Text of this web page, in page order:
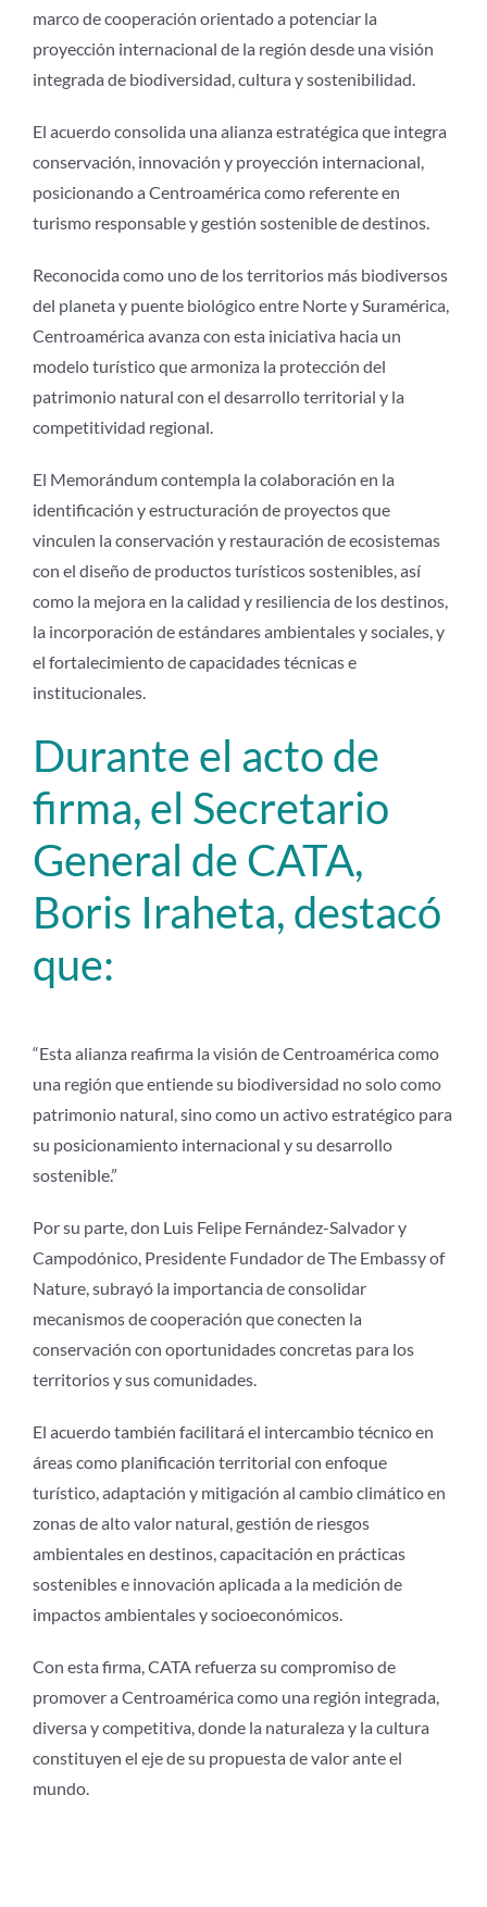
marco de cooperación orientado a potenciar la
proyección internacional de la región desde una visión
integrada de biodiversidad, cultura y sostenibilidad.
El acuerdo consolida una alianza estratégica que integra
conservación, innovación y proyección internacional,
posicionando a Centroamérica como referente en
turismo responsable y gestión sostenible de destinos.
Reconocida como uno de los territorios más biodiversos
del planeta y puente biológico entre Norte y Suramérica,
Centroamérica avanza con esta iniciativa hacia un
modelo turístico que armoniza la protección del
patrimonio natural con el desarrollo territorial y la
competitividad regional.
El Memorándum contempla la colaboración en la
identificación y estructuración de proyectos que
vinculen la conservación y restauración de ecosistemas
con el diseño de productos turísticos sostenibles, así
como la mejora en la calidad y resiliencia de los destinos,
la incorporación de estándares ambientales y sociales, y
el fortalecimiento de capacidades técnicas e
institucionales.
Durante el acto de
firma, el Secretario
General de CATA,
Boris Iraheta, destacó
que:
“Esta alianza reafirma la visión de Centroamérica como
una región que entiende su biodiversidad no solo como
patrimonio natural, sino como un activo estratégico para
su posicionamiento internacional y su desarrollo
sostenible.”
Por su parte, don Luis Felipe Fernández-Salvador y
Campodónico, Presidente Fundador de The Embassy of
Nature, subrayó la importancia de consolidar
mecanismos de cooperación que conecten la
conservación con oportunidades concretas para los
territorios y sus comunidades.
El acuerdo también facilitará el intercambio técnico en
áreas como planificación territorial con enfoque
turístico, adaptación y mitigación al cambio climático en
zonas de alto valor natural, gestión de riesgos
ambientales en destinos, capacitación en prácticas
sostenibles e innovación aplicada a la medición de
impactos ambientales y socioeconómicos.
Con esta firma, CATA refuerza su compromiso de
promover a Centroamérica como una región integrada,
diversa y competitiva, donde la naturaleza y la cultura
constituyen el eje de su propuesta de valor ante el
mundo.